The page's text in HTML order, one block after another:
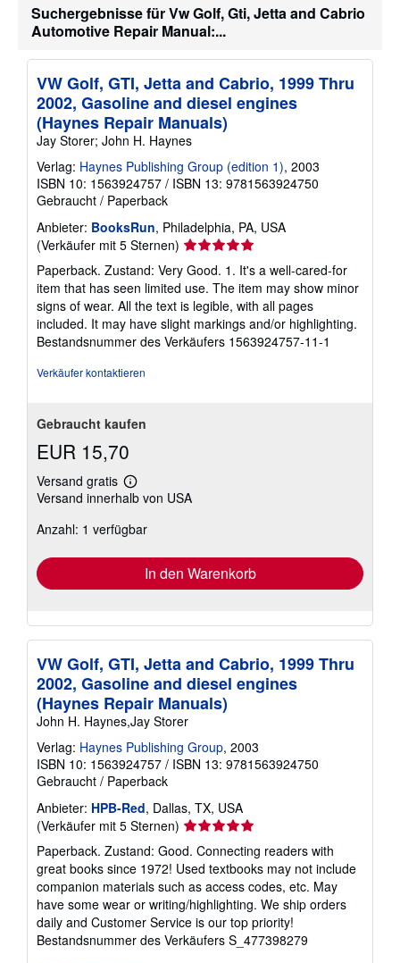
e
r
s
d
k
o
s
t
Suchergebnisse für Vw Golf, Gti, Jetta and Cabrio
Automotive Repair Manual:...
VW Golf, GTI, Jetta and Cabrio, 1999 Thru
2002, Gasoline and diesel engines
(Haynes Repair Manuals)
Jay Storer; John H. Haynes
Verlag: Haynes Publishing Group (edition 1), 2003
ISBN 10: 1563924757 / ISBN 13: 9781563924750
Gebraucht / Paperback
Anbieter: BooksRun, Philadelphia, PA, USA
(Verkäufer mit 5 Sternen) Verkäuferbewertung
von
5
Sternen
Paperback. Zustand: Very Good. 1. It's a well-cared-for
item that has seen limited use. The item may show minor
signs of wear. All the text is legible, with all pages
included. It may have slight markings and/or highlighting.
Bestandsnummer des Verkäufers 1563924757-11-1
Verkäufer kontaktieren
Gebraucht kaufen
EUR 15,70
Versand gratis
Weitere
Informationen
Versandkosten
Versand innerhalb von USA
Anzahl: 1 verfügbar
In den Warenkorb
VW Golf, GTI, Jetta and Cabrio, 1999 Thru
2002, Gasoline and diesel engines
(Haynes Repair Manuals)
John H. Haynes,Jay Storer
Verlag: Haynes Publishing Group, 2003
ISBN 10: 1563924757 / ISBN 13: 9781563924750
Gebraucht / Paperback
Anbieter: HPB-Red, Dallas, TX, USA
(Verkäufer mit 5 Sternen) Verkäuferbewertung
5
von
5
Sternen
Paperback. Zustand: Good. Connecting readers with
great books since 1972! Used textbooks may not include
companion materials such as access codes, etc. May
have some wear or writing/highlighting. We ship orders
daily and Customer Service is our top priority!
Bestandsnummer des Verkäufers S_477398279